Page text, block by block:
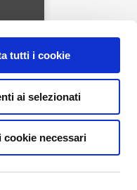
tutti i cookie
ai selezionati
cookie necessari
PLAY